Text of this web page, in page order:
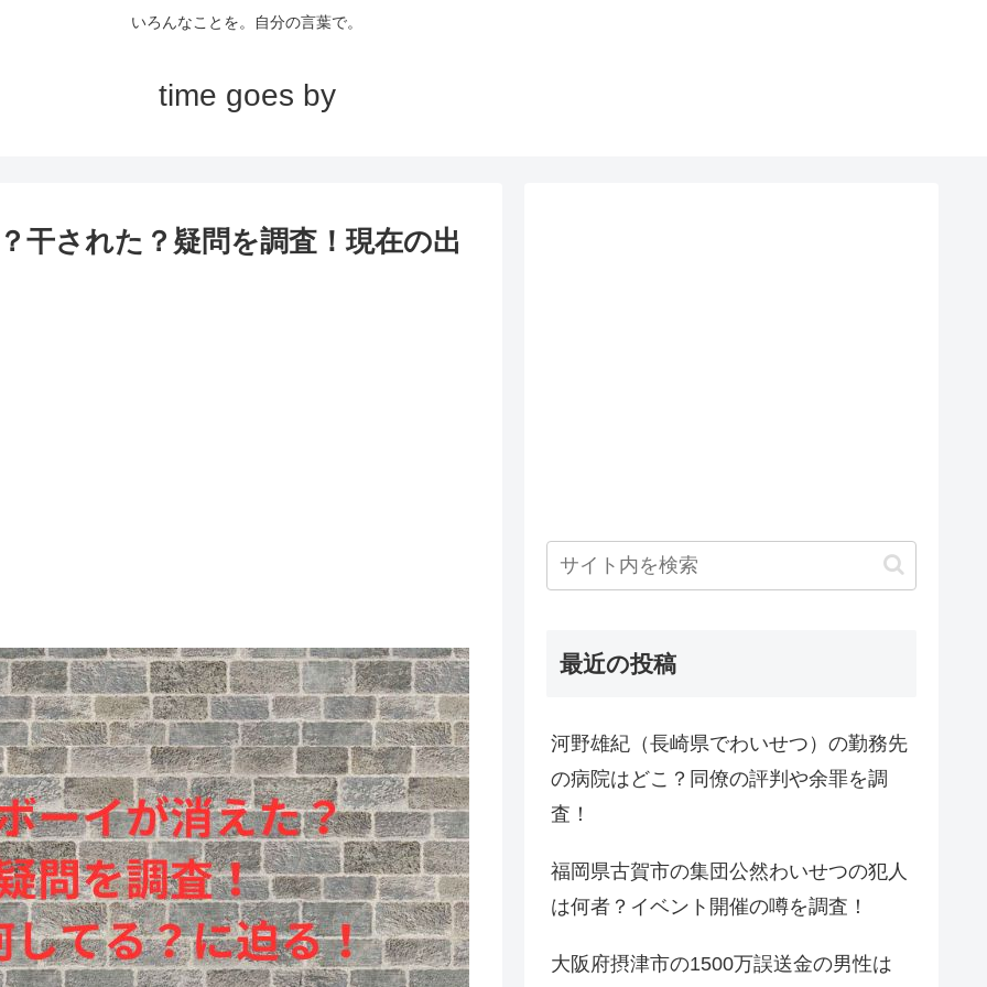
いろんなことを。自分の言葉で。
time goes by
干された？疑問を調査！現在の出
最近の投稿
河野雄紀（長崎県でわいせつ）の勤務先
の病院はどこ？同僚の評判や余罪を調
査！
福岡県古賀市の集団公然わいせつの犯人
は何者？イベント開催の噂を調査！
大阪府摂津市の1500万誤送金の男性は